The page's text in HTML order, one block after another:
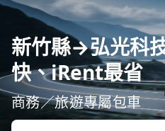
新竹縣→弘光科
快、iRent最省
商務／旅遊專屬包車